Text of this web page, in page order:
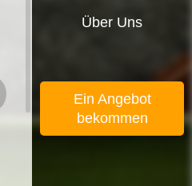
Über Uns
Ein Angebot
bekommen